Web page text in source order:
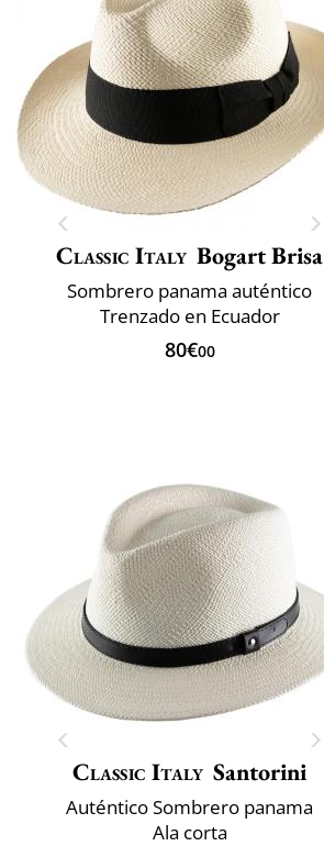
Classic Italy Bogart Brisa
Sombrero panama auténtico
Trenzado en Ecuador
80€00
Classic Italy Santorini
Auténtico Sombrero panama
Ala corta